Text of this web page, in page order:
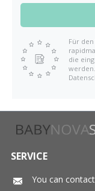
Für
die
SERVICE
You can